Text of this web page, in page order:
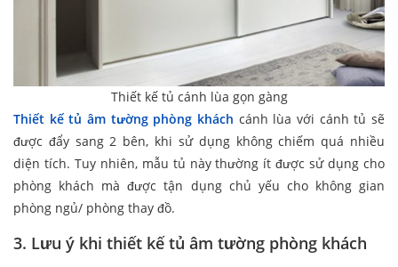
Thiết kế tủ cánh lùa gọn gàng
Thiết kế tủ âm tường phòng khách cánh lùa với cánh tủ sẽ
được đẩy sang 2 bên, khi sử dụng không chiếm quá nhiều
diện tích. Tuy nhiên, mẫu tủ này thường ít được sử dụng cho
phòng khách mà được tận dụng chủ yếu cho không gian
phòng ngủ/ phòng thay đồ.
3. Lưu ý khi thiết kế tủ âm tường phòng khách